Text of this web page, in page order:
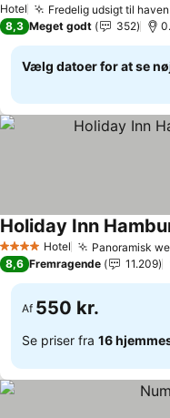
Hotel Fredelig udsigt til haven
8,3 Meget godt 352
Vælg datoer for at se
4 StjernerHotel Panoramisk
Holiday Inn
8,6 Fremragende 11.209
Af 550 kr.
Se priser fra 16